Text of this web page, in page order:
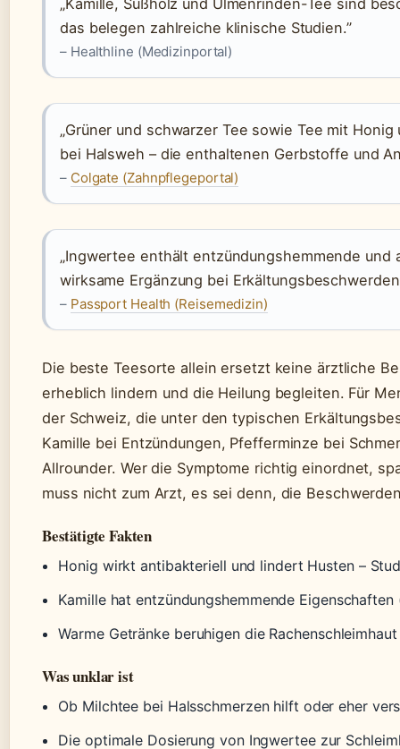
„Kamille, Süßholz und Ulmenrinden-Tee sind
das belegen zahlreiche klinische Studien.”
– Healthline (Medizinportal)
„Grüner und schwarzer Tee sowie Tee mit
bei Halsweh – die enthaltenen Gerbstoffe und
– Colgate (Zahnpflegeportal)
„Ingwertee enthält entzündungshemmende
wirksame Ergänzung bei
– Passport Health (Reisemedizin)
Die beste Teesorte allein ersetzt keine ärztliche
erheblich lindern und die Heilung begleiten. Für
der Schweiz, die unter den typischen
Kamille bei Entzündungen, Pfefferminze bei
Allrounder. Wer die Symptome richtig einordnet,
muss nicht zum Arzt, es sei denn, die
Bestätigte Fakten
Honig wirkt antibakteriell und lindert Husten –
Kamille hat entzündungshemmende
Warme Getränke beruhigen die
Was unklar ist
Ob Milchtee bei Halsschmerzen hilft oder eher
Die optimale Dosierung von Ingwertee zur